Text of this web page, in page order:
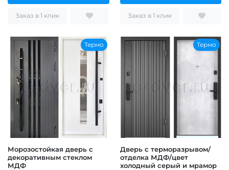
Заказ в 1 клик Заказ в 1 клик
Термо
Морозостойкая дверь с
декоративным стеклом
МДФ
Термо
Дверь с терморазрывом/
отделка МДФ/цвет
холодный серый и мрамор